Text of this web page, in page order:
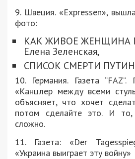
9. Швеция. «Expressen»,
фото:
КАК ЖИВОЕ ЖЕНЩИНА
Елена Зеленская,
СПИСОК СМЕРТИ
10. Германия. Газета “FAZ”.
«Канцлер между всеми
объясняет, что хочет
потом сделайте это. И то,
сложно.
11. Газета: «Der
«Украина выиграет эту войну»